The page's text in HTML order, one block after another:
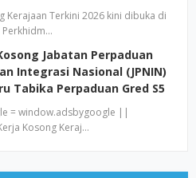
Kerajaan Terkini 2026 kini dibuka di
Perkhidm…
Jabatan Perpaduan
Integrasi Nasional (JPNIN)
Tabika Perpaduan Gred S5
= window.adsbygoogle ||
Kosong Keraj…